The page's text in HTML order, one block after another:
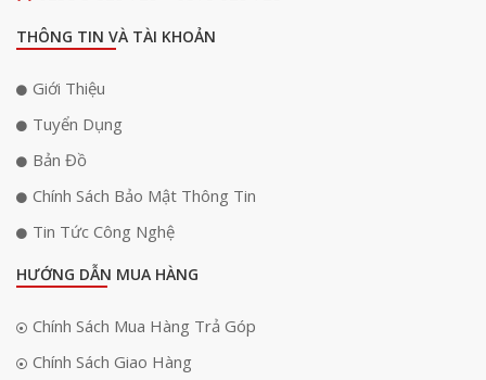
THÔNG TIN VÀ TÀI KHOẢN
Giới Thiệu
Tuyển Dụng
Bản Đồ
Chính Sách Bảo Mật Thông Tin
Tin Tức Công Nghệ
HƯỚNG DẪN MUA HÀNG
Chính Sách Mua Hàng Trả Góp
Chính Sách Giao Hàng